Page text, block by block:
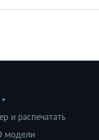
и распечатать
модели